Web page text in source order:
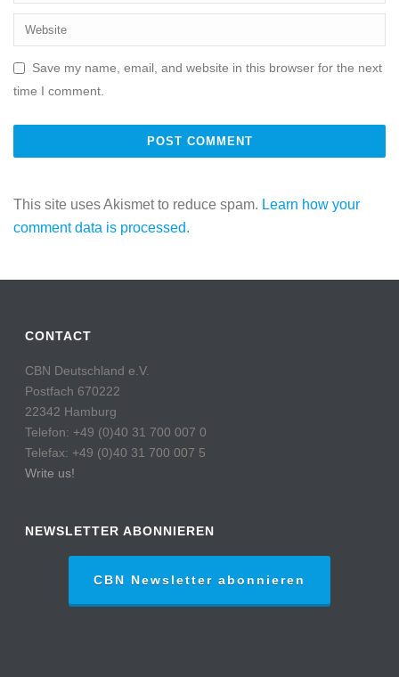
Save my name, email, and website in this browser for the next
time I comment.
This site uses Akismet to reduce spam. Learn how your
comment data is processed.
CONTACT
CBN Deutschland e.V.
Postfach 670222
22342 Hamburg
Telefon: +49 (0)40 31 700 007 0
Telefax: +49 (0)40 31 700 007 5
Write us!
NEWSLETTER ABONNIEREN
CBN Newsletter abonnieren